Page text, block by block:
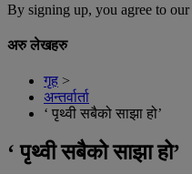
By signing up, you agree to our
अरु लेखहरु
गृह >
अन्तर्वार्ता
‘ पृथ्वी सबैको साझा हो’
‘ पृथ्वी सबैको साझा हो’